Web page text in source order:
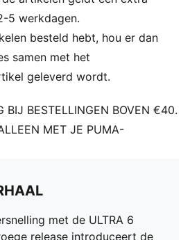
te belemmeren
inlegzool
voor een veilige afsluiting
beslissende balbeheersing
ondergrond
5 werkdagen.
besteld hebt, hou er dan
samen met het
geleverd wordt.
BIJ BESTELLINGEN BOVEN €40.
MET JE PUMA-
met de ULTRA 6
release introduceert de